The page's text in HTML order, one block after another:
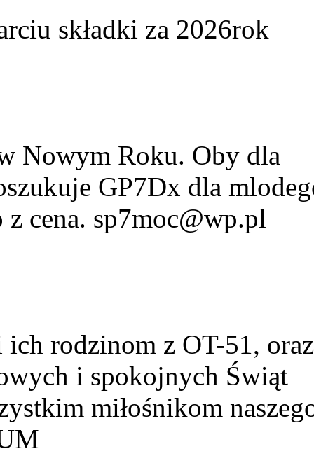
składki za 2026rok
Nowym Roku. Oby dla
GP7Dx dla
cena. sp7moc@wp.pl
rodzinom z OT-51, oraz
i spokojnych Świąt
miłośnikom